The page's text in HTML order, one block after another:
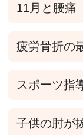
11月と腰痛
疲労骨折の
スポーツ指
子供の肘が